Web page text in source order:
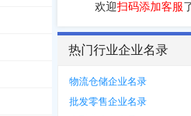
欢迎扫码添加客服
热门行业企业名录
物流仓储企业名录
批发零售企业名录